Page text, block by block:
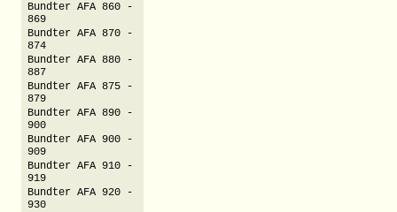
Bundter AFA 860 -
869
Bundter AFA 870 -
874
Bundter AFA 880 -
887
Bundter AFA 875 -
879
Bundter AFA 890 -
900
Bundter AFA 900 -
909
Bundter AFA 910 -
919
Bundter AFA 920 -
930